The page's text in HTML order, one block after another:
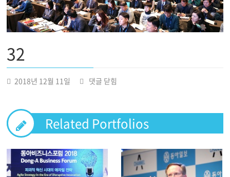
32
2018년 12월 11일 32
댓글 닫힘
Related Portfolios